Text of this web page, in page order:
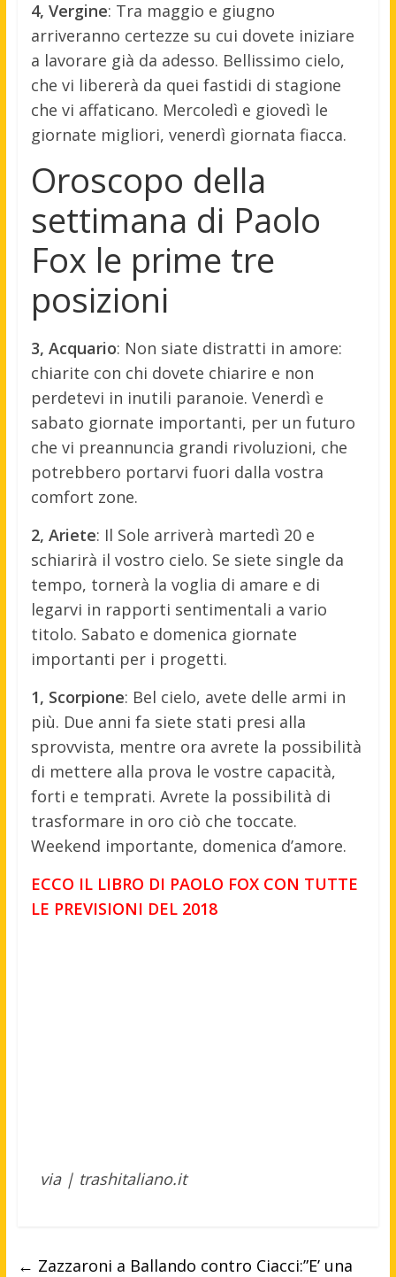
4, Vergine: Tra maggio e giugno
arriveranno certezze su cui dovete iniziare
a lavorare già da adesso. Bellissimo cielo,
che vi libererà da quei fastidi di stagione
che vi affaticano. Mercoledì e giovedì le
giornate migliori, venerdì giornata fiacca.
Oroscopo della
settimana di Paolo
Fox le prime tre
posizioni
3, Acquario: Non siate distratti in amore:
chiarite con chi dovete chiarire e non
perdetevi in inutili paranoie. Venerdì e
sabato giornate importanti, per un futuro
che vi preannuncia grandi rivoluzioni, che
potrebbero portarvi fuori dalla vostra
comfort zone.
2, Ariete: Il Sole arriverà martedì 20 e
schiarirà il vostro cielo. Se siete single da
tempo, tornerà la voglia di amare e di
legarvi in rapporti sentimentali a vario
titolo. Sabato e domenica giornate
importanti per i progetti.
1, Scorpione: Bel cielo, avete delle armi in
più. Due anni fa siete stati presi alla
sprovvista, mentre ora avrete la possibilità
di mettere alla prova le vostre capacità,
forti e temprati. Avrete la possibilità di
trasformare in oro ciò che toccate.
Weekend importante, domenica d’amore.
ECCO IL LIBRO DI PAOLO FOX CON TUTTE
LE PREVISIONI DEL 2018
via | trashitaliano.it
← Zazzaroni a Ballando contro Ciacci:”E’ una